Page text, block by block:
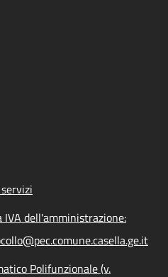
dell'amministrazione:
Polifunzionale (v.